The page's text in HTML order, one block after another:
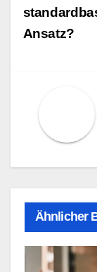
Ansatz?
Ähnlicher